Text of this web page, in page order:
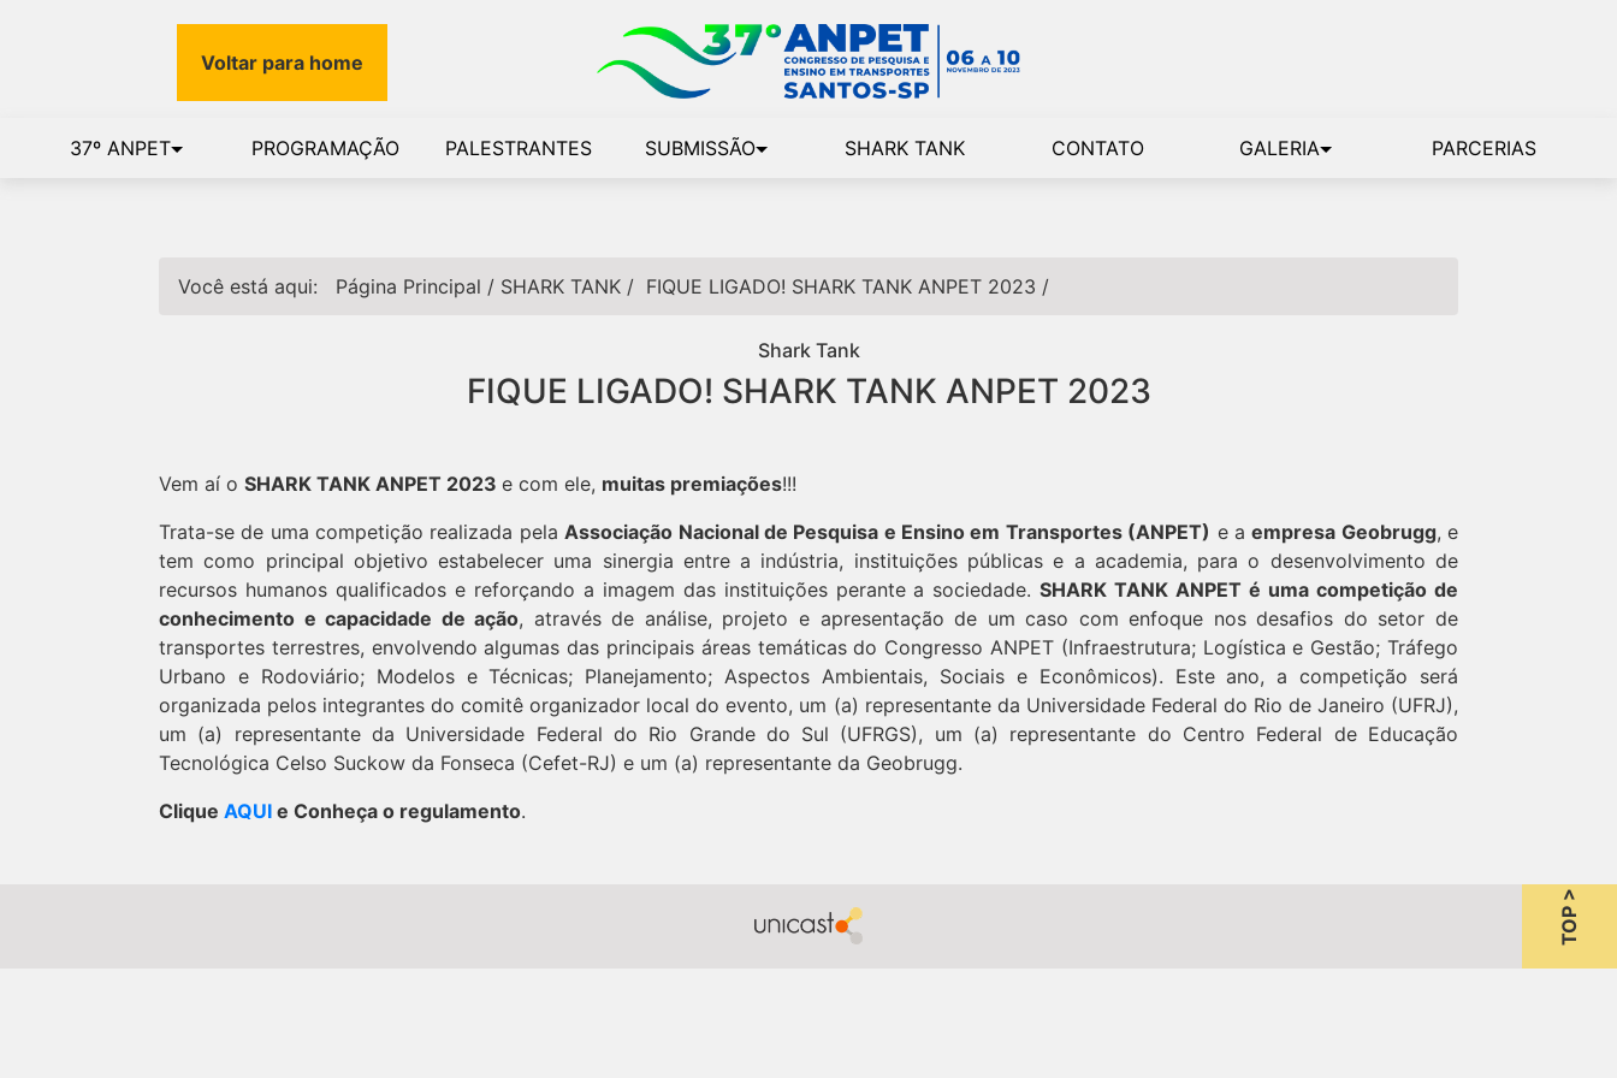
Voltar para home
37º ANPET PROGRAMAÇÃO PALESTRANTES SUBMISSÃO SHARK TANK CONTATO GALERIA PARCERIAS
Você está aqui: Página Principal / SHARK TANK / FIQUE LIGADO! SHARK TANK ANPET 2023 /
Shark Tank
FIQUE LIGADO! SHARK TANK ANPET 2023
Vem aí o SHARK TANK ANPET 2023 e com ele, muitas premiações!!!
Trata-se de uma competição realizada pela Associação Nacional de Pesquisa e Ensino em Transportes (ANPET) e aempresa Geobrugg, e
tem como principal objetivo estabelecer uma sinergia entre a indústria, instituições públicas e a academia, para o desenvolvimento de
recursos humanos qualificados e reforçando a imagem das instituições perante a sociedade.SHARK TANK ANPET é uma competição de
conhecimento e capacidade de ação, através de análise, projeto e apresentação de um caso com enfoque nos desafios do setor de
transportes terrestres, envolvendo algumas das principais áreas temáticas do Congresso ANPET (Infraestrutura; Logística e Gestão; Tráfego
Urbano e Rodoviário; Modelos e Técnicas; Planejamento; Aspectos Ambientais, Sociais e Econômicos). Este ano, a competição será
organizada pelos integrantes do comitê organizador local do evento, um (a) representante da Universidade Federal do Rio de Janeiro (UFRJ),
um (a) representante da Universidade Federal do Rio Grande do Sul (UFRGS), um (a) representante do Centro Federal de Educação
Tecnológica Celso Suckow da Fonseca (Cefet-RJ) e um (a) representante da Geobrugg.
Clique AQUI e Conheça o regulamento.
TOP >